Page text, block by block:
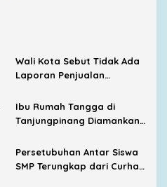
Wali Kota Sebut Tidak Ada
Laporan Penjualan
Sudah Dilaporkan Sejak Juli
2026
Ibu Rumah Tangga di
Tanjungpinang Diamankan
Kekerasan terhadap Anak
Persetubuhan Antar Siswa
SMP Terungkap dari Curhat